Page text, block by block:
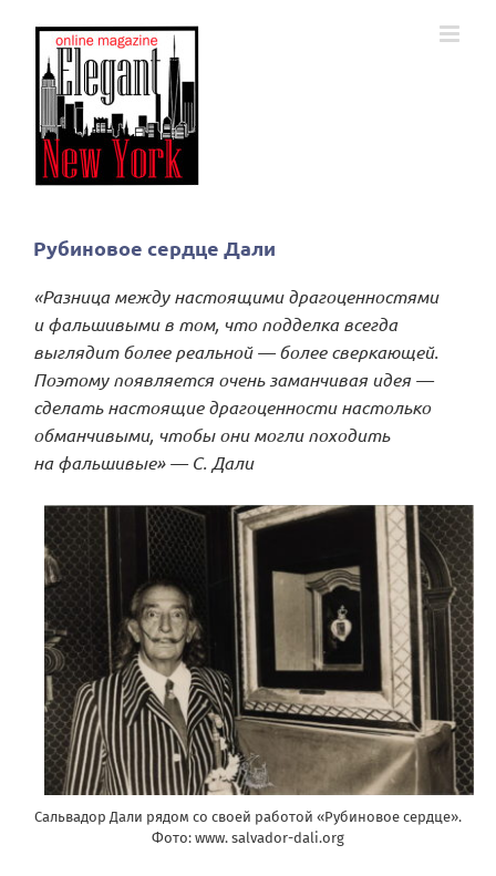
Рубиновое сердце Дали
«Разница между настоящими драгоценностями
и фальшивыми в том, что подделка всегда
выглядит более реальной — более сверкающей.
Поэтому появляется очень заманчивая идея —
сделать настоящие драгоценности настолько
обманчивыми, чтобы они могли походить
на фальшивые» — С. Дали
Сальвадор Дали рядом со своей работой «Рубиновое сердце».
Фото: www. salvador-dali.org